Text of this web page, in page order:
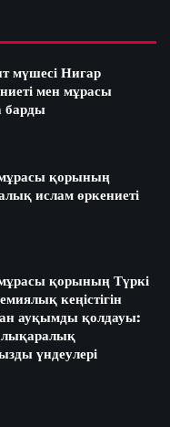
мүшесі Нигар
мен мұрасы
барды
мұрасы қорының
ислам өркениеті
қорының Түркі
кеңістігін
ауқымды қолдауы:
үндеулері